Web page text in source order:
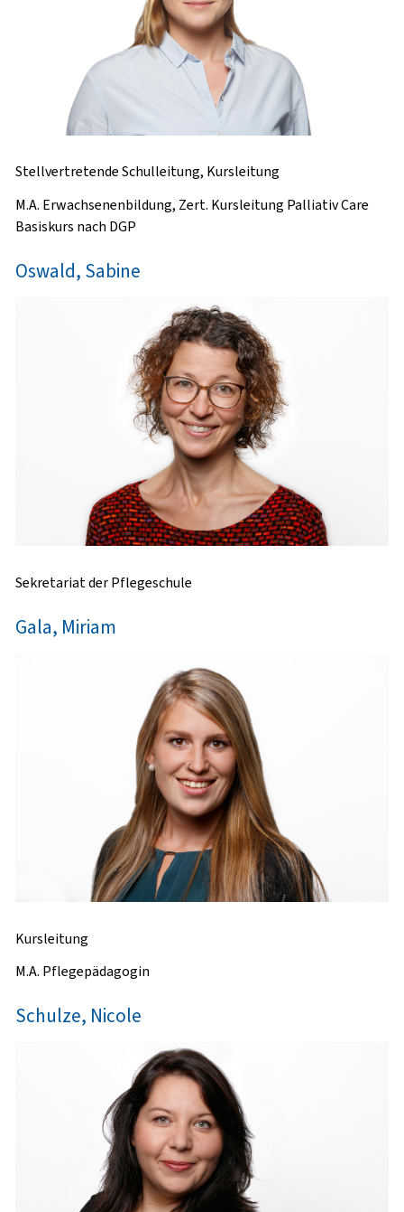
Stellvertretende Schulleitung, Kursleitung
M.A. Erwachsenenbildung, Zert. Kursleitung Palliativ Care
Basiskurs nach DGP
Oswald, Sabine
Sekretariat der Pflegeschule
Gala, Miriam
Kursleitung
M.A. Pflegepädagogin
Schulze, Nicole